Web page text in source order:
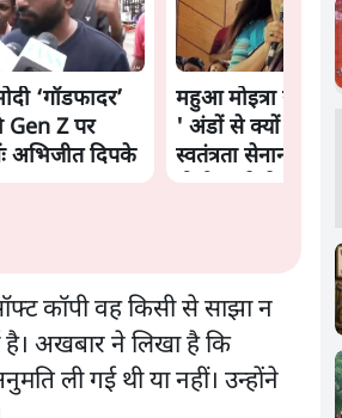
‘गॉडफादर’
Gen Z पर
अभिजीत दिपके
महुआ मोइत्रा से SC
' अंडों से क्यों डरती हैं?
स्वतंत्रता सेनानी सीने
कॉपी वह किसी से साझा न
है। अखबार ने लिखा है कि
ली गई थी या नहीं। उन्होंने